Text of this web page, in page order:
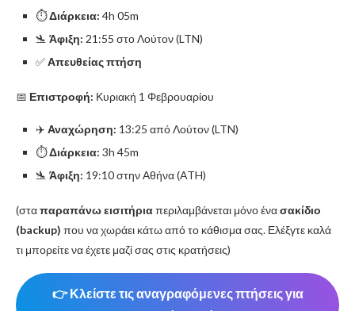
⏱️Διάρκεια: 4h 05m
🛬 Άφιξη: 21:55 στο Λούτον (LTN)
✅Απευθείας πτήση
📅 Επιστροφή: Κυριακή 1 Φεβρουαρίου
✈️ Αναχώρηση: 13:25 από Λούτον (LTN)
⏱️Διάρκεια: 3h 45m
🛬 Άφιξη: 19:10 στην Αθήνα (ATH)
(σταπαραπάνω εισιτήριαπεριλαμβάνεται μόνο ένασακίδιο
(backup) που να χωράει κάτω από το κάθισμα σας. Ελέξγτε καλά
τι μπορείτε να έχετε μαζί σας στις κρατήσεις)
👉 Κλείστε τις αναγραφόμενες πτήσεις για